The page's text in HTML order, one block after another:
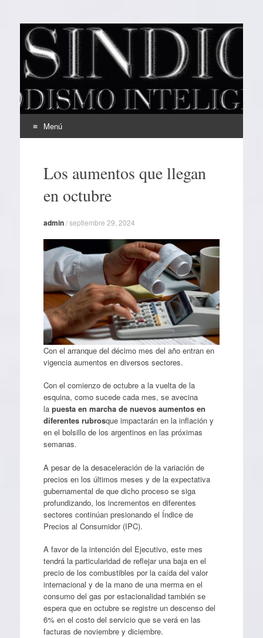
EL SINDICAL
Periodismo Inteligente
Menú
contenidoLos aumentos que llegan
en octubre
admin/septiembre 29, 2024
Con el arranque del décimo mes del año entran en
vigencia aumentos en diversos sectores.
Con el comienzo de octubre a la vuelta de la
esquina, como sucede cada mes, se avecina
la puesta en marcha de nuevos aumentos en
diferentes rubrosque impactarán en la inflación y
en el bolsillo de los argentinos en las próximas
semanas.
A pesar de la desaceleración de la variación de
precios en los últimos meses y de la expectativa
gubernamental de que dicho proceso se siga
profundizando, los incrementos en diferentes
sectores continúan presionando el Índice de
Precios al Consumidor (IPC).
A favor de la intención del Ejecutivo, este mes
tendrá la particularidad de reflejar una baja en el
precio de los combustibles por la caída del valor
internacional y de la mano de una merma en el
consumo del gas por estacionalidad también se
espera que en octubre se registre un descenso del
6% en el costo del servicio que se verá en las
facturas de noviembre y diciembre.